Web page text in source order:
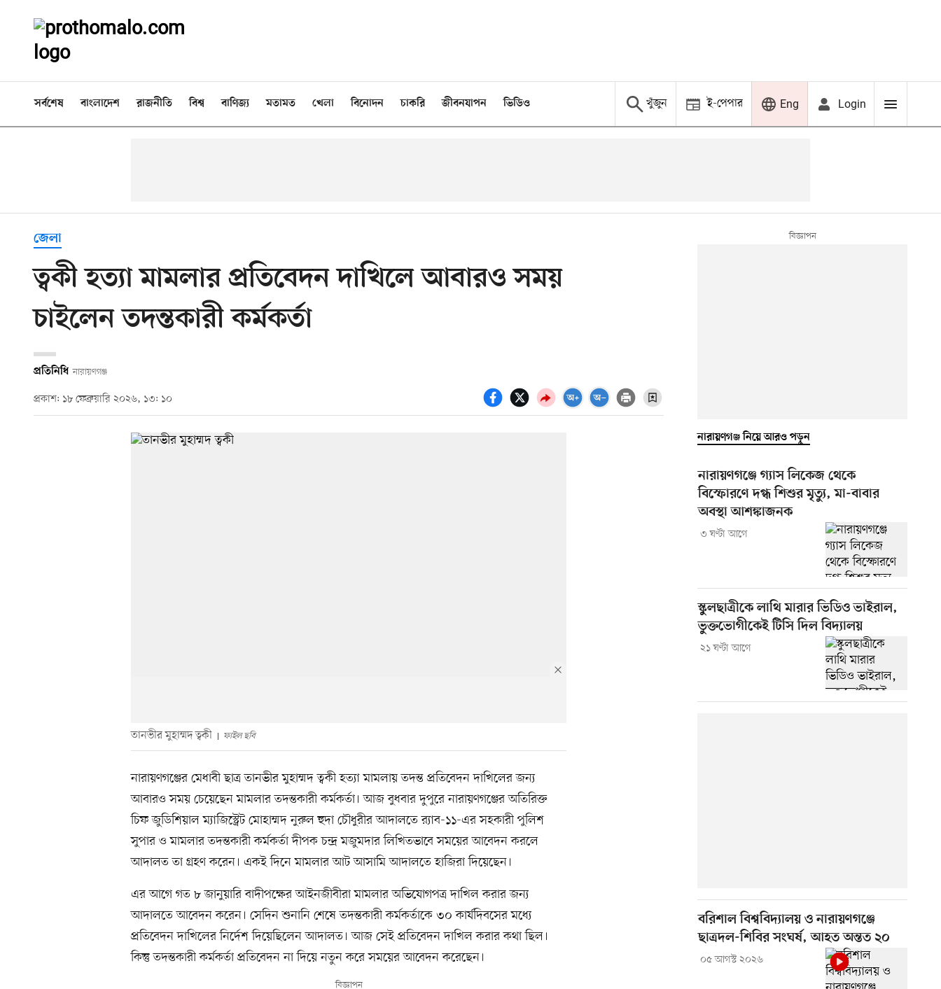
সর্বশেষ বাংলাদেশ রাজনীতি বিশ্ব বাণিজ্য মতামত খেলা বিনোদন চাকরি জীবনযাপন ভিডিও খুঁজুন ই-পেপার Eng Login
জেলা
ত্বকী হত্যা মামলার প্রতিবেদন দাখিলে আবারও সময়
চাইলেন তদন্তকারী কর্মকর্তা
প্রতিনিধি নারায়ণগঞ্জ
প্রকাশ: ১৮ ফেব্রুয়ারি ২০২৬, ১৩: ১০
তানভীর মুহাম্মদ ত্বকী ফাইল ছবি
নারায়ণগঞ্জের মেধাবী ছাত্র তানভীর মুহাম্মদ ত্বকী হত্যা মামলায় তদন্ত প্রতিবেদন দাখিলের জন্য
আবারও সময় চেয়েছেন মামলার তদন্তকারী কর্মকর্তা। আজ বুধবার দুপুরে নারায়ণগঞ্জের অতিরিক্ত
চিফ জুডিশিয়াল ম্যাজিস্ট্রেট মোহাম্মদ নুরুল হুদা চৌধুরীর আদালতে র‍্যাব-১১-এর সহকারী পুলিশ
সুপার ও মামলার তদন্তকারী কর্মকর্তা দীপক চন্দ্র মজুমদার লিখিতভাবে সময়ের আবেদন করলে
আদালত তা গ্রহণ করেন। একই দিনে মামলার আট আসামি আদালতে হাজিরা দিয়েছেন।
এর আগে গত ৮ জানুয়ারি বাদীপক্ষের আইনজীবীরা মামলার অভিযোগপত্র দাখিল করার জন্য
আদালতে আবেদন করেন। সেদিন শুনানি শেষে তদন্তকারী কর্মকর্তাকে ৩০ কার্যদিবসের মধ্যে
প্রতিবেদন দাখিলের নির্দেশ দিয়েছিলেন আদালত। আজ সেই প্রতিবেদন দাখিল করার কথা ছিল।
কিন্তু তদন্তকারী কর্মকর্তা প্রতিবেদন না দিয়ে নতুন করে সময়ের আবেদন করেছেন।
নারায়ণগঞ্জ নিয়ে আরও পড়ুন
নারায়ণগঞ্জে গ্যাস লিকেজ থেকে
বিস্ফোরণে দগ্ধ শিশুর মৃত্যু, মা-বাবার
অবস্থা আশঙ্কাজনক
৩ ঘণ্টা আগে
স্কুলছাত্রীকে লাথি মারার ভিডিও ভাইরাল,
ভুক্তভোগীকেই টিসি দিল বিদ্যালয়
২১ ঘণ্টা আগে
বরিশাল বিশ্ববিদ্যালয় ও নারায়ণগঞ্জে
ছাত্রদল-শিবির সংঘর্ষ, আহত অন্তত ২০
০৫ আগস্ট ২০২৬